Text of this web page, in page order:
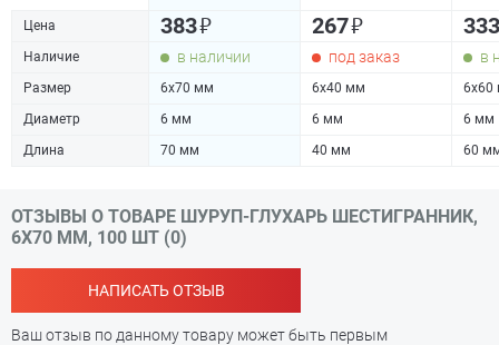
Цена 383₽ 267₽
Наличие в наличии под заказ в
Размер 6х70 мм 6х40 мм
6х60
Диаметр
6 мм 6 мм
6 мм
Длина
70 мм 40 мм 60
ОТЗЫВЫ О ТОВАРЕ ШУРУП-ГЛУХАРЬ ШЕСТИГРАННИК,
6Х70 ММ, 100 ШТ (0)
НАПИСАТЬ ОТЗЫВ
Ваш отзыв по данному товару может быть первым